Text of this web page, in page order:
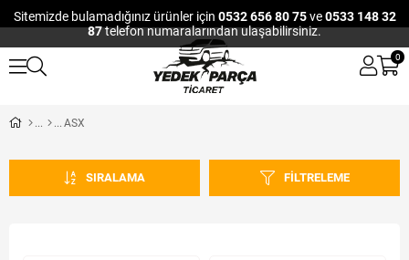
Sitemizde bulamadığınız ürünler için 0532 656 80 75ve0533 148 32
87telefon numaralarından ulaşabilirsiniz.
0
ASX
FILTRELEME
SIRALAMA